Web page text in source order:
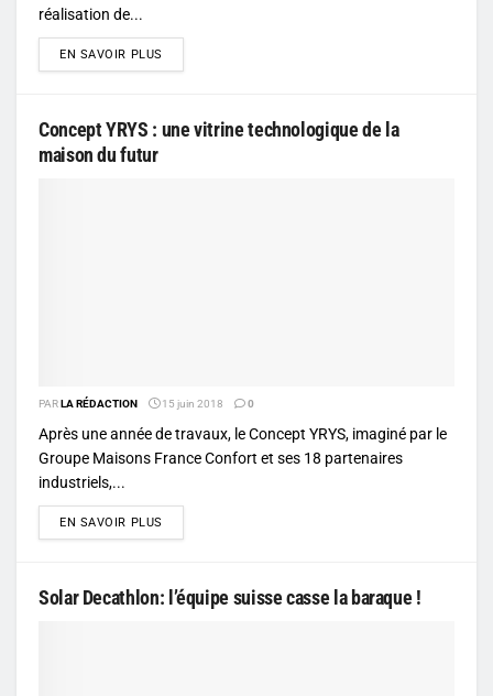
réalisation de...
EN SAVOIR PLUS
Concept YRYS : une vitrine technologique de la
maison du futur
PARLA RÉDACTION 15 juin 2018 0
Après une année de travaux, le Concept YRYS, imaginé par le
Groupe Maisons France Confort et ses 18 partenaires
industriels,...
EN SAVOIR PLUS
Solar Decathlon: l’équipe suisse casse la baraque !